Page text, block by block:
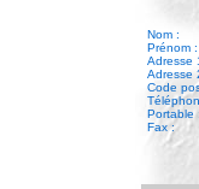
Nom :
Prénom :
Adresse
Adresse
Code
Portable
Fax :